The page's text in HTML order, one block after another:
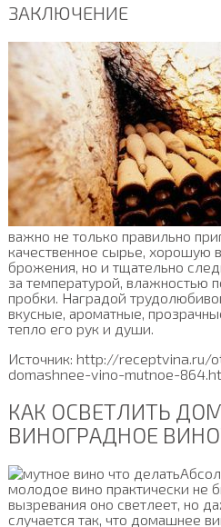
ЗАКЛЮЧЕНИЕ
важно не только правильно
качественное сырье, хорошую
брожения, но и тщательно
за температурой, влажностью
пробки. Наградой
вкусные, ароматные,
тепло его рук и души.
Источник: http://
domashnee-vino-mutnoe-
КАК ОСВЕТЛИТЬ
ВИНОГРАДНОЕ
молодое вино практически не
вызревания оно светлеет, но
случается так, что домашнее